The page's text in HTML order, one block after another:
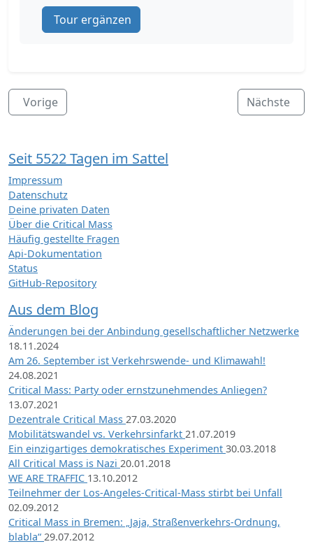
Tour ergänzen
Vorige Nächste
Seit 5522 Tagen im Sattel
Impressum
Datenschutz
Deine privaten Daten
Über die Critical Mass
Häufig gestellte Fragen
Api-Dokumentation
Status
GitHub-Repository
Aus dem Blog
Änderungen bei der Anbindung gesellschaftlicher Netzwerke
18.11.2024
Am 26. September ist Verkehrswende- und Klimawahl!
24.08.2021
Critical Mass: Party oder ernstzunehmendes Anliegen?
13.07.2021
Dezentrale Critical Mass 27.03.2020
Mobilitätswandel vs. Verkehrsinfarkt 21.07.2019
Ein einzigartiges demokratisches Experiment 30.03.2018
All Critical Mass is Nazi 20.01.2018
WE ARE TRAFFIC 13.10.2012
Teilnehmer der Los-Angeles-Critical-Mass stirbt bei Unfall
02.09.2012
Critical Mass in Bremen: „Jaja, Straßenverkehrs-Ordnung,
blabla“ 29.07.2012